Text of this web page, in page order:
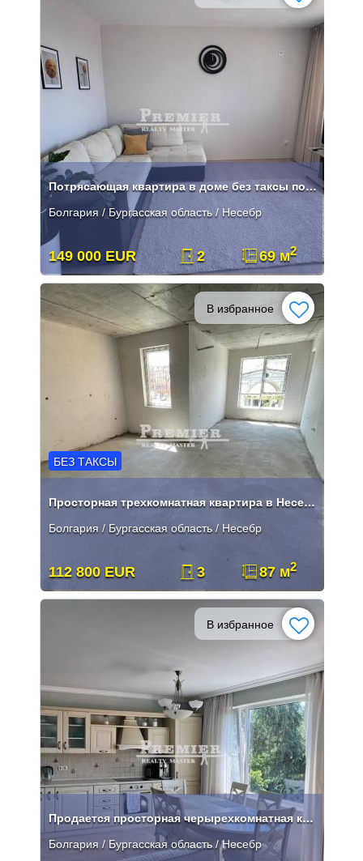
Потрясающая квартира в доме без таксы поддержки.
Болгария / Бургасская область / Несебр
149 000 EUR 2 69 м2
В избранное
БЕЗ ТАКСЫ
Просторная трехкомнатная квартира в Несебре без таксы поддержки
Болгария / Бургасская область / Несебр
112 800 EUR 3 87 м2
В избранное
Продается просторная черырехкомнатная квартира в Несебре .
Болгария / Бургасская область / Несебр